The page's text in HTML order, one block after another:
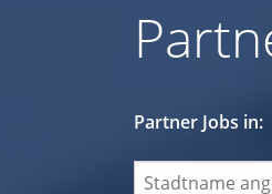
Partner Jobs in: